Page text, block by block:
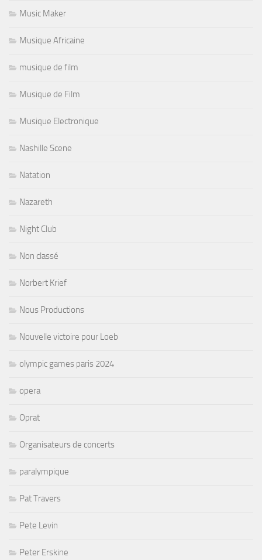
Music Maker
Musique Africaine
musique de film
Musique de Film
Musique Electronique
Nashille Scene
Natation
Nazareth
Night Club
Non classé
Norbert Krief
Nous Productions
Nouvelle victoire pour Loeb
olympic games paris 2024
opera
Oprat
Organisateurs de concerts
paralympique
Pat Travers
Pete Levin
Peter Erskine